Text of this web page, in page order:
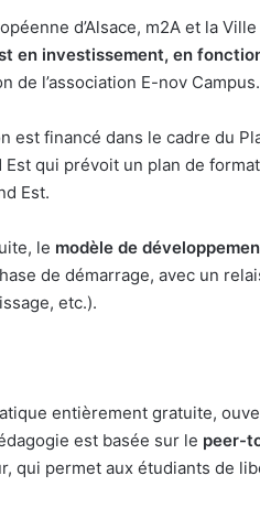
d’Alsace, m2A et la
en investissement, en
de l’association E-nov Campus.
est financé dans le cadre du
Est qui prévoit un plan de
Est.
le modèle de
de démarrage, avec un
etc.).
entièrement gratuite,
est basée sur le peer-
qui permet aux étudiants de